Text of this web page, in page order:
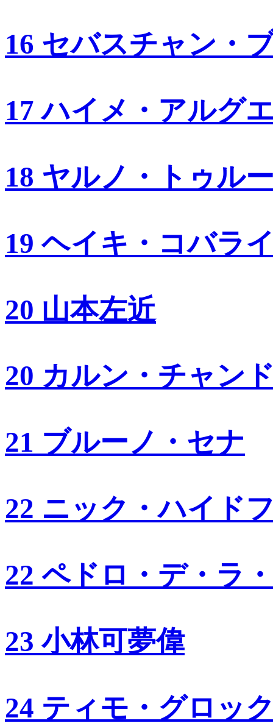
16 セバスチャン・
17 ハイメ・アルグ
18 ヤルノ・トゥル
19 ヘイキ・コバラ
20 山本左近
20 カルン・チャン
21 ブルーノ・セナ
22 ニック・ハイド
22 ペドロ・デ・ラ
23 小林可夢偉
24 ティモ・グロッ